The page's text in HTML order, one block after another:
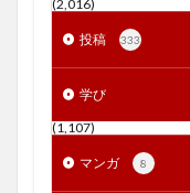
(2,016)
投稿 333
学び
(1,107)
マンガ 8